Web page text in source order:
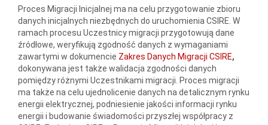
Proces Migracji Inicjalnej ma na celu przygotowanie zbioru
danych inicjalnych niezbędnych do uruchomienia CSIRE. W
ramach procesu Uczestnicy migracji przygotowują dane
źródłowe, weryfikują zgodność danych z wymaganiami
zawartymi w dokumencie Zakres Danych Migracji CSIRE,
dokonywana jest także walidacja zgodności danych
pomiędzy różnymi Uczestnikami migracji. Proces migracji
ma także na celu ujednolicenie danych na detalicznym rynku
energii elektrycznej, podniesienie jakości informacji rynku
energii i budowanie świadomości przyszłej współpracy z